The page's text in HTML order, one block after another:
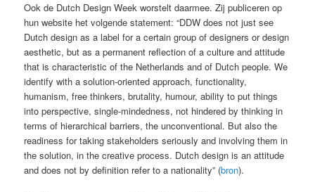
Ook de Dutch Design Week worstelt daarmee. Zij publiceren op
hun website het volgende statement: “DDW does not just see
Dutch design as a label for a certain group of designers or design
aesthetic, but as a permanent reflection of a culture and attitude
that is characteristic of the Netherlands and of Dutch people. We
identify with a solution-oriented approach, functionality,
humanism, free thinkers, brutality, humour, ability to put things
into perspective, single-mindedness, not hindered by thinking in
terms of hierarchical barriers, the unconventional. But also the
readiness for taking stakeholders seriously and involving them in
the solution, in the creative process. Dutch design is an attitude
and does not by definition refer to a nationality” (bron).